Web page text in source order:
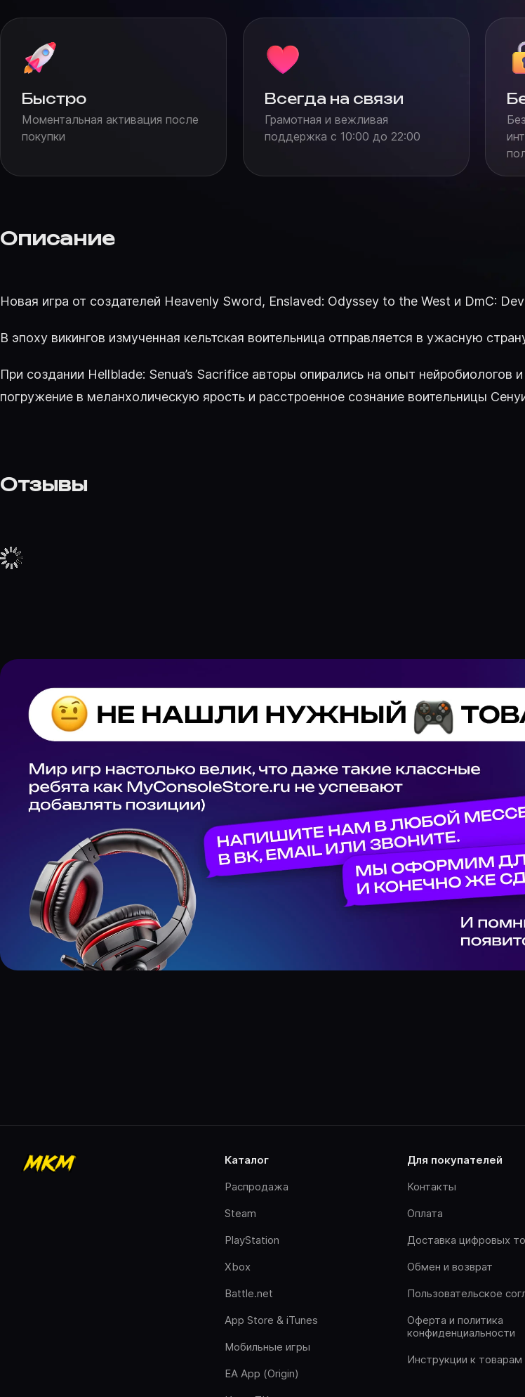
Быстро
Моментальная активация после
покупки
Всегда на связи
Грамотная и вежливая
поддержка с 10:00 до 22:00
Описание
Новая игра от создателей Heavenly Sword, Enslaved: Odyssey to the West и DmC:
В эпоху викингов измученная кельтская воительница отправляется в ужасную
При создании Hellblade: Senua’s Sacrifice авторы опирались на опыт
погружение в меланхолическую ярость и расстроенное сознание воительницы
Отзывы
каталог
Распродажа
Steam
PlayStation
Xbox
Battle.net
App Store & iTunes
Мобильные игры
EA App (Origin)
для покупателей
Контакты
Оплата
Доставка цифровых
Обмен и возврат
Пользовательское
Оферта и политика
конфиденциальности
Инструкции к товарам